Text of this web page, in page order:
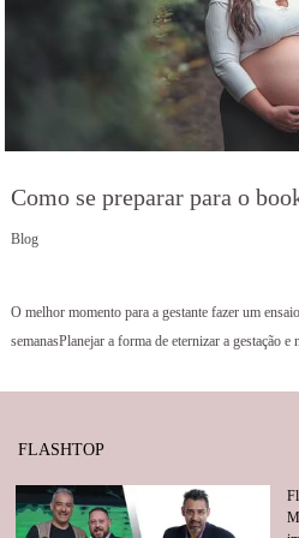
Como se preparar para o
Blog
O melhor momento para a gestante fazer um
semanasPlanejar a forma de eternizar a gestação e
FLASHTOP